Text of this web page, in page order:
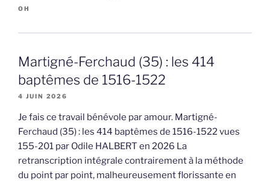
OH
Martigné-Ferchaud (35) : les 414
baptêmes de 1516-1522
4 JUIN 2026
Je fais ce travail bénévole par amour. Martigné-
Ferchaud (35) : les 414 baptêmes de 1516-1522 vues
155-201 par Odile HALBERT en 2026 La
retranscription intégrale contrairement à la méthode
du point par point, malheureusement florissante en